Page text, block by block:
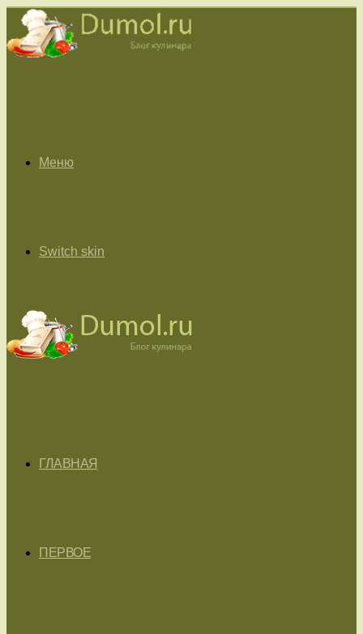
Меню
Switch skin
ГЛАВНАЯ
ПЕРВОЕ